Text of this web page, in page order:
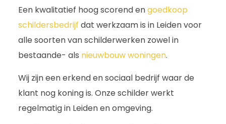
Een kwalitatief hoog scorend engoedkoop
schildersbedrijf dat werkzaam is in Leiden voor
alle soorten van schilderwerken zowel in
bestaande- als nieuwbouw woningen.
Wij zijn een erkend en sociaal bedrijf waar de
klant nog koning is. Onze schilder werkt
regelmatig in Leiden en omgeving.